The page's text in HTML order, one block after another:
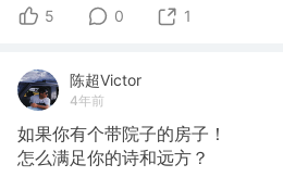
5 0 1
陈超Victor
4年前
如果你有个带院子的房子！
怎么满足你的诗和远方？